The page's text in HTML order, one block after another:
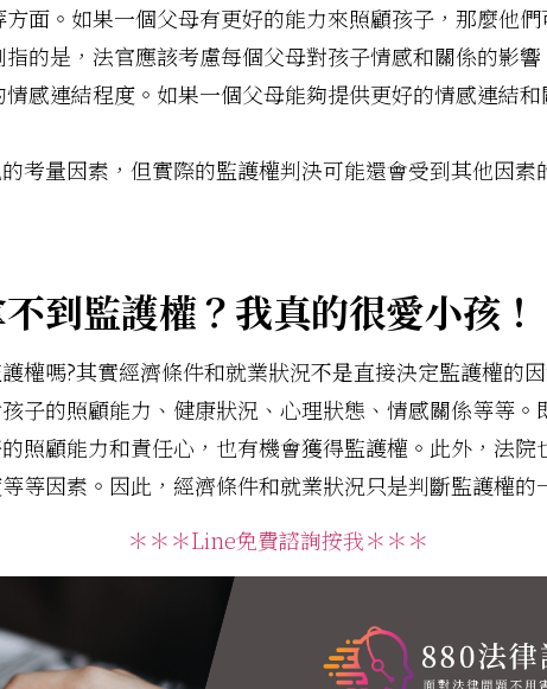
面。如果一個父母有更好的能力來照顧孩子，那麼他們
的是，法官應該考慮每個父母對孩子情感和關係的影
感連結程度。如果一個父母能夠提供更好的情感連結
考量因素，但實際的監護權判決可能還會受到其他因
到監護權？我真的很愛小孩！
權嗎?其實經濟條件和就業狀況不是直接決定監護權的
子的照顧能力、健康狀況、心理狀態、情感關係等等。
照顧能力和責任心，也有機會獲得監護權。此外，法院
等因素。因此，經濟條件和就業狀況只是判斷監護權的
＊＊＊Line免費諮詢按我＊＊＊